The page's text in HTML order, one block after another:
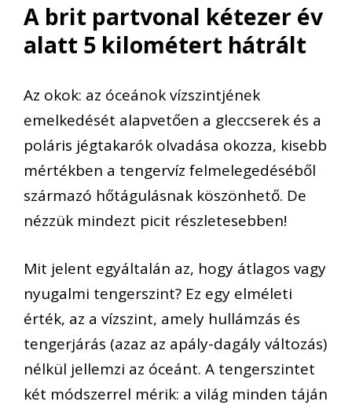
A brit partvonal kétezer év
alatt 5 kilométert hátrált
Az okok: az óceánok vízszintjének
emelkedését alapvetően a gleccserek és a
poláris jégtakarók olvadása okozza, kisebb
mértékben a tengervíz felmelegedéséből
származó hőtágulásnak köszönhető. De
nézzük mindezt picit részletesebben!
Mit jelent egyáltalán az, hogy átlagos vagy
nyugalmi tengerszint? Ez egy elméleti
érték, az a vízszint, amely hullámzás és
tengerjárás (azaz az apály-dagály változás)
nélkül jellemzi az óceánt. A tengerszintet
két módszerrel mérik: a világ minden táján